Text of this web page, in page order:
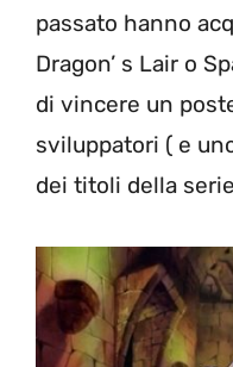
passato hanno
Dragon’ s Lair o
di vincere un
sviluppatori ( e
dei titoli della